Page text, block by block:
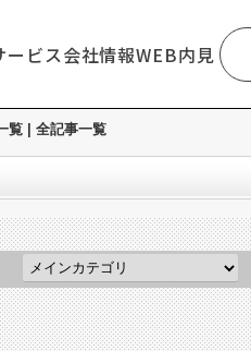
ービス会社情報WEB内見
覧 | 全記事一覧